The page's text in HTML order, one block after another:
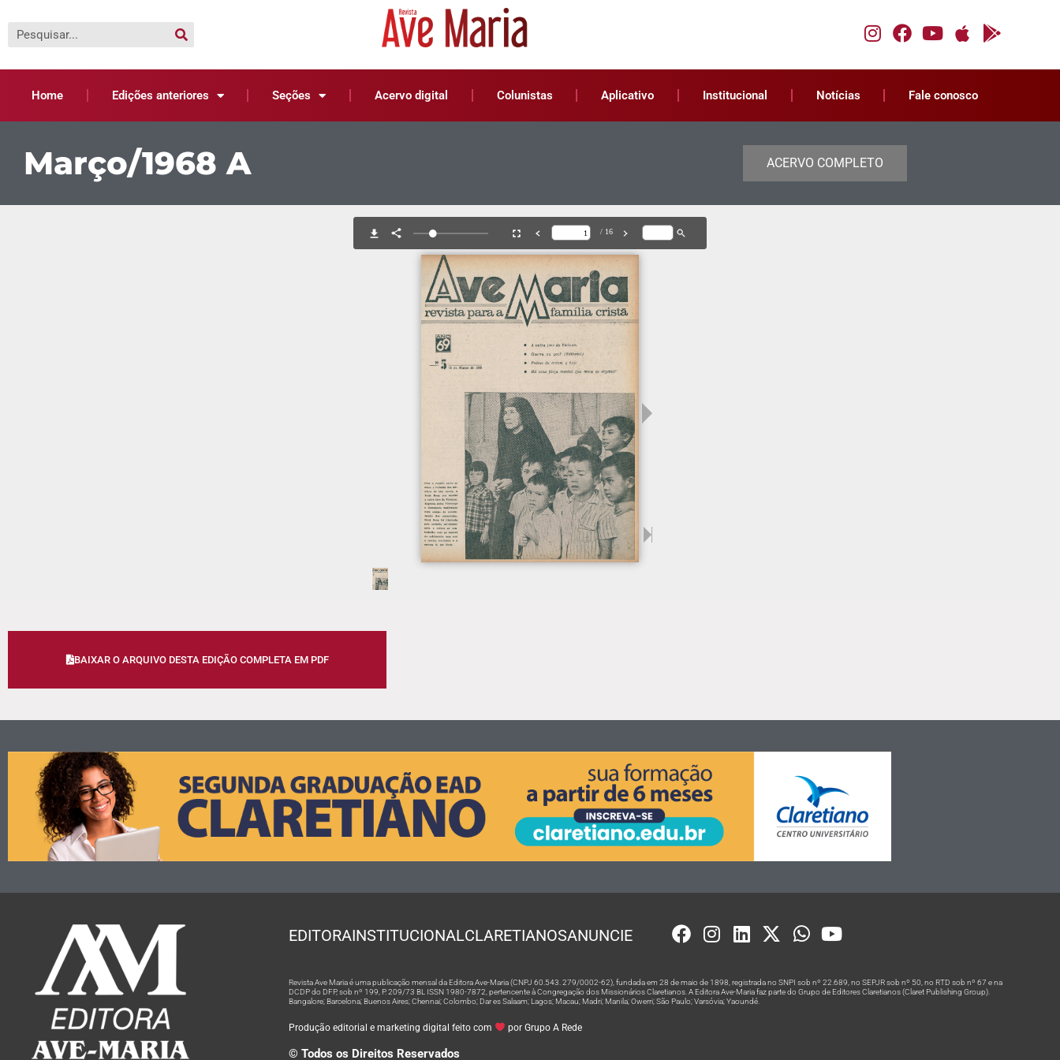
Home Edições anteriores Seções Acervo digital Colunistas Aplicativo Institucional Notícias Fale conosco
Março/1968 A ACERVO COMPLETO
BAIXAR O ARQUIVO DESTA EDIÇÃO COMPLETA EM PDF
EDITORAINSTITUCIONALCLARETIANOSANUNCIE
Revista Ave Maria é uma publicação mensal da Editora Ave-Maria (CNPJ 60.543. 279/0002-62), fundada em 28 de maio de 1898, registrada no SNPI sob nº 22.689, no SEPJR sob nº 50, no RTD sob nº 67 e na
DCDP do DFP, sob nº 199, P. 209/73 BL ISSN 1980-7872, pertencente à Congregação dos Missionários Claretianos. A Editora Ave-Maria faz parte do Grupo de Editores Claretianos (Claret Publishing Group).
Bangalore; Barcelona; Buenos Aires; Chennai; Colombo; Dar es Salaam; Lagos; Macau; Madri; Manila; Owerri; São Paulo; Varsóvia; Yaoundé.
Produção editorial e marketing digital feito com por Grupo A Rede
© Todos os Direitos Reservados